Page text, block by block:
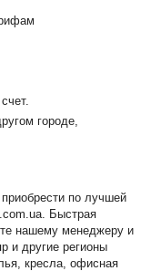
городе,
по лучшей
Быстрая
нашему менеджеру и
и другие регионы
кресла, офисная